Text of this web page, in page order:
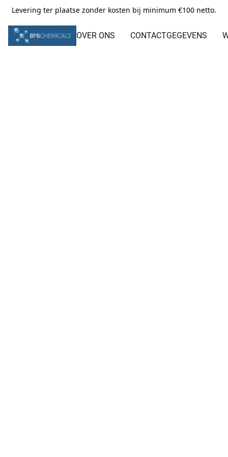
Levering ter plaatse zonder kosten bij minimum €100 netto.
OVER ONS CONTACTGEGEVENS